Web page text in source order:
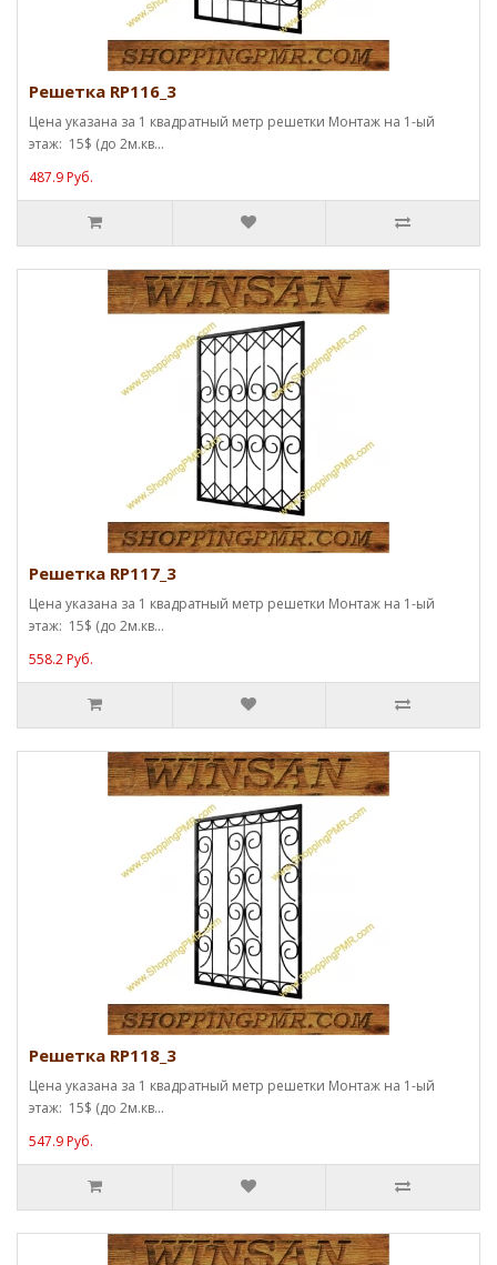
Решетка RP116_3
Цена указана за 1 квадратный метр решетки Монтаж на 1-ый
этаж: 15$ (до 2м.кв...
487.9 Руб.
Решетка RP117_3
Цена указана за 1 квадратный метр решетки Монтаж на 1-ый
этаж: 15$ (до 2м.кв...
558.2 Руб.
Решетка RP118_3
Цена указана за 1 квадратный метр решетки Монтаж на 1-ый
этаж: 15$ (до 2м.кв...
547.9 Руб.